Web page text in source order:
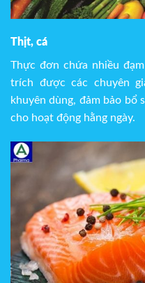
Thịt, cá
Thực đơn chứa nhiều
trích được các chuyên
khuyên dùng, đảm bảo bổ
cho hoạt động hằng ngày.